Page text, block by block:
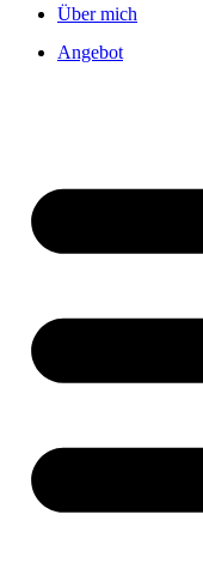
Über mich
Angebot